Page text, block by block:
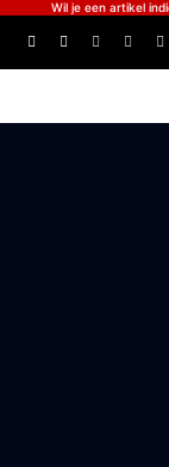
Wil je een artikel